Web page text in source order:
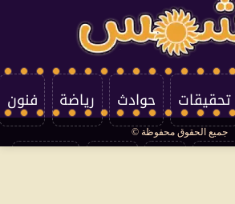
تحقيقات حوادث رياضة فنون
جميع الحقوق محفوظة ©